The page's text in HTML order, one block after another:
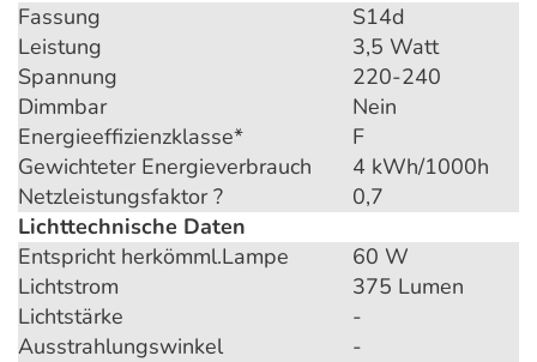
Fassung
S14d
Leistung
3,5 Watt
Spannung
220-240
Dimmbar
Nein
Energieeffizienzklasse*
F
Gewichteter Energieverbrauch
4 kWh/1000h
Netzleistungsfaktor ?
0,7
Lichttechnische Daten
Entspricht herkömml.Lampe
60 W
Lichtstrom
375 Lumen
Lichtstärke
-
Ausstrahlungswinkel
-